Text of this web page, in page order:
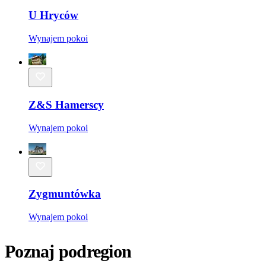
U Hryców
Wynajem pokoi
Z&S Hamerscy
Wynajem pokoi
Zygmuntówka
Wynajem pokoi
Poznaj podregion